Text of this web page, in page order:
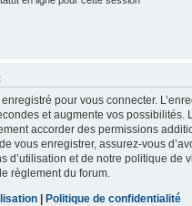
pour vous connecter.
et augmente vos possibilités.
accorder des permissions
vous enregistrer, assurez-vous
d’utilisation et de notre politique de
règlement du forum.
| Politique de confidentialité